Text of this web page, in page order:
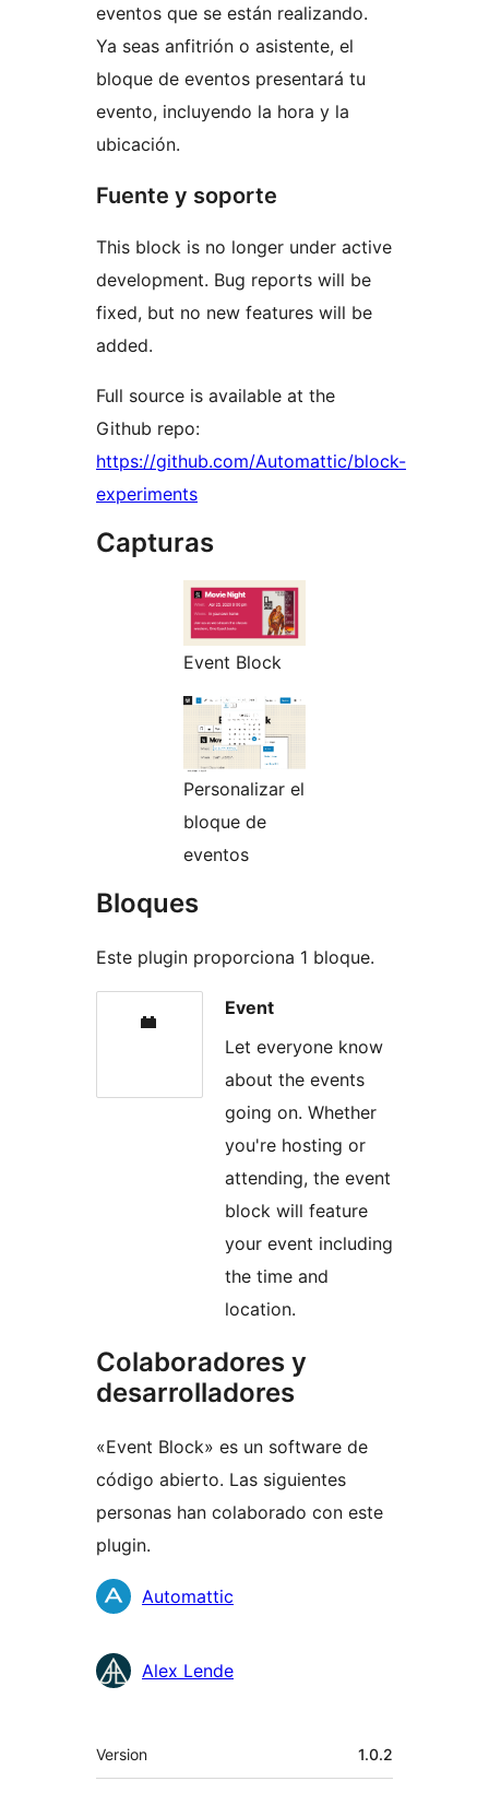
eventos que se están realizando.
Ya seas anfitrión o asistente, el
bloque de eventos presentará tu
evento, incluyendo la hora y la
ubicación.
Fuente y soporte
This block is no longer under active
development. Bug reports will be
fixed, but no new features will be
added.
Full source is available at the
Github repo:
https://github.com/Automattic/block-
experiments
Capturas
Event Block
Personalizar el
bloque de
eventos
Bloques
Este plugin proporciona 1 bloque.
Event
Let everyone know
about the events
going on. Whether
you're hosting or
attending, the event
block will feature
your event including
the time and
location.
Colaboradores y
desarrolladores
«Event Block» es un software de
código abierto. Las siguientes
personas han colaborado con este
plugin.
Colaboradores
Automattic
Alex Lende
Meta
Version 1.0.2